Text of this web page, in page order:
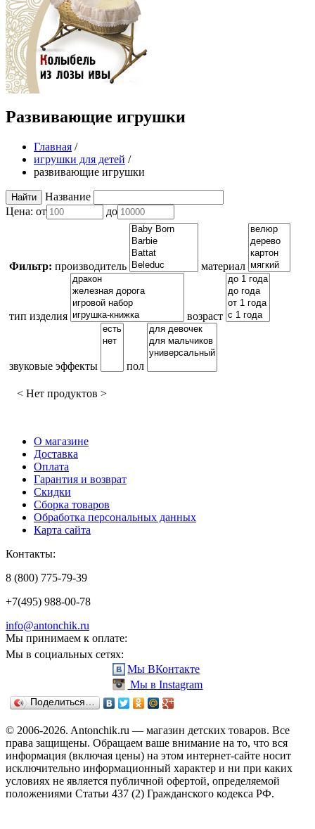
Развивающие игрушки
Главная /
игрушки для детей /
развивающие игрушки
Название
Цена: от до
Фильтр: производитель материал
тип изделия возраст
звуковые эффекты пол
< Нет продуктов >
О магазине
Доставка
Оплата
Гарантия и возврат
Скидки
Сборка товаров
Обработка персональных данных
Карта сайта
Контакты:
8 (800) 775-79-39
+7(495) 988-00-78
info@antonchik.ru
Мы принимаем к оплате:
Мы в социальных сетях:
Мы ВКонтакте
Мы в Instagram
Поделиться…
© 2006-2026. Antonchik.ru — магазин детских товаров. Все
права защищены. Обращаем ваше внимание на то, что вся
информация (включая цены) на этом интернет-сайте носит
исключительно информационный характер и ни при каких
условиях не является публичной офертой, определяемой
положениями Статьи 437 (2) Гражданского кодекса РФ.